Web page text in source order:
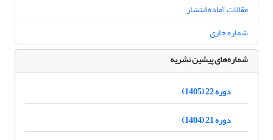
مقالات آماده انتشار
شماره جاری
شماره‌های پیشین نشریه
دوره 22 (1405)
دوره 21 (1404)